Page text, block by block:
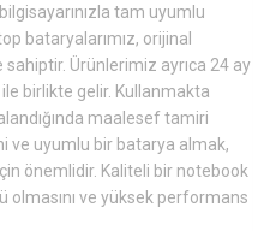
tam uyumlu
bataryalarımız, orijinal
Ürünlerimiz ayrıca 24 ay
birlikte gelir. Kullanmakta
maalesef tamiri
ve uyumlu bir batarya almak,
için önemlidir. Kaliteli bir notebook
olmasını ve yüksek performans